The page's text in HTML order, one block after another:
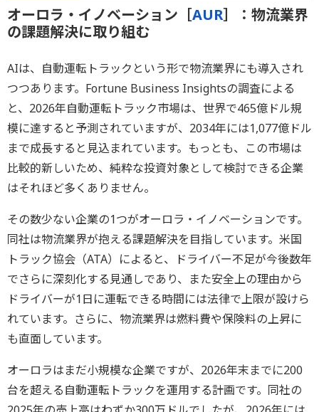
オーロラ・イノベーション［AUR］：物流業界
の課題解決に取り組む
AIは、自動運転トラックという形で物流業界にも導入され
つつあります。Fortune Business Insightsの調査による
と、2026年自動運転トラック市場は、世界で465億ドル規
模に達すると予測されていますが、2034年には1,077億ドル
まで成長すると見込まれています。もっとも、この市場は
比較的新しいため、純粋な投資対象として検討できる企業
はそれほど多くありません。
その数少ない企業の1つがオーロラ・イノベーションです。
同社は物流業界が抱える課題解決を目指しています。米国
トラック協会（ATA）によると、ドライバー不足が今後数年
でさらに深刻化する見通しであり、また安全上の理由から
ドライバーが1日に運転できる時間には法律で上限が設けら
れています。さらに、物流業界は燃料費や保険料の上昇に
も直面しています。
オーロラはまだ小規模な企業ですが、2026年末までに200
台を超える自動運転トラックを運用する計画です。同社の